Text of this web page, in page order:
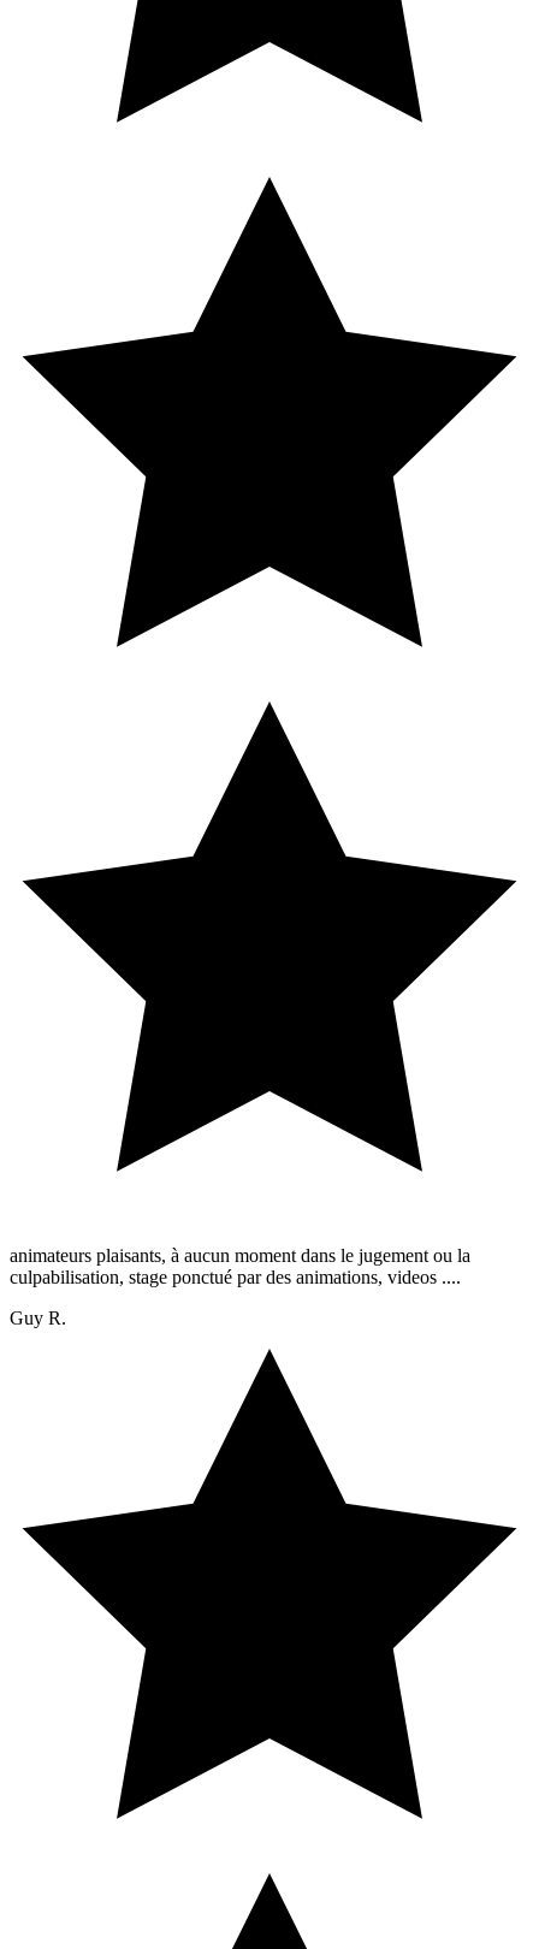
animateurs plaisants, à aucun moment dans le jugement ou la
culpabilisation, stage ponctué par des animations, videos ....
Guy R.